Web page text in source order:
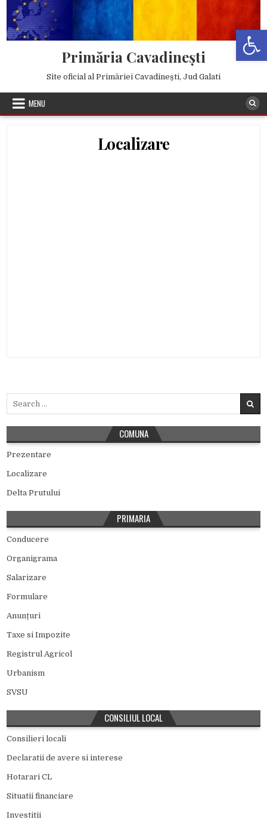
Skip to content
Primăria Cavadinești
Site oficial al Primăriei Cavadinești, Jud Galati
MENU
Localizare
Search for:
COMUNA
Prezentare
Localizare
Delta Prutului
PRIMARIA
Conducere
Organigrama
Salarizare
Formulare
Anunțuri
Taxe si Impozite
Registrul Agricol
Urbanism
SVSU
CONSILIUL LOCAL
Consilieri locali
Declaratii de avere si interese
Hotarari CL
Situatii financiare
Investitii